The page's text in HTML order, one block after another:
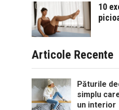
10
Articole Recente
Păturile
simplu
un interior